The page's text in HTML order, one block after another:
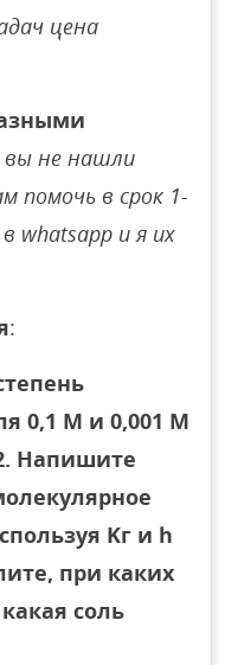
цена
вы не нашли
помочь в срок 1-
whatsapp и я их
:
0,1 М и 0,001 М
Напишите
Kг и h
при каких
соль